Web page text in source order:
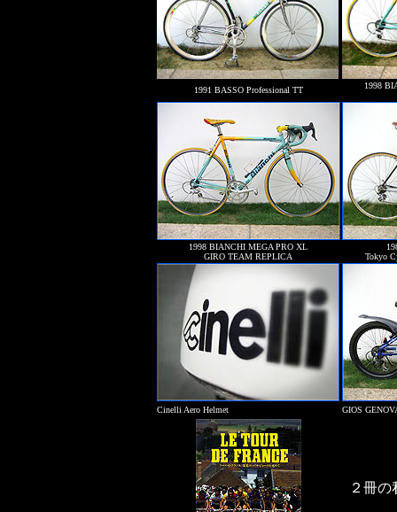
1991 BASSO Professional TT 1998
1998 BIANCHI MEGA PRO XL
GIRO TEAM REPLICA
Tokyo
Cinelli Aero Helmet GIOS
２冊